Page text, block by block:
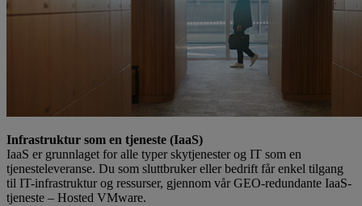
Infrastruktur som en tjeneste (IaaS)
IaaS er grunnlaget for alle typer skytjenester og IT som en
tjenesteleveranse. Du som sluttbruker eller bedrift får enkel tilgang
til IT-infrastruktur og ressurser, gjennom vår GEO-redundante IaaS-
tjeneste – Hosted VMware.